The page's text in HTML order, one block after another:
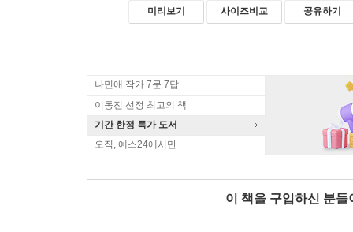
미리보기 사이즈비교 공유하기
나민애 작가 7문 7답
이동진 선정 최고의 책
기간 한정 특가 도서
오직, 예스24에서만
이 책을 구입하신 분